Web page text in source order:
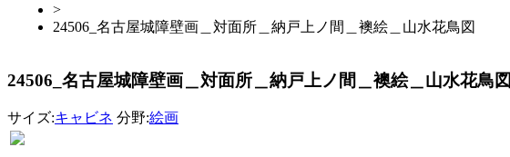
>
24506_名古屋城障壁画＿対面所＿納戸上ノ間＿襖絵＿山水花鳥図
24506_名古屋城障壁画＿対面所＿納戸上ノ間＿襖絵＿山水花鳥図
サイズ:キャビネ 分野:絵画